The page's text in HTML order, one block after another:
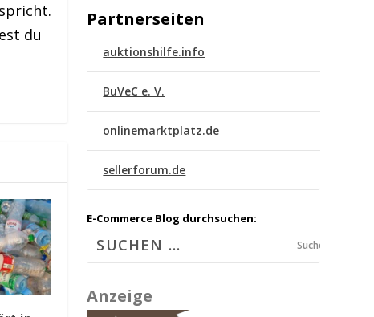
du
Partnerseiten
auktionshilfe.info
BuVeC e. V.
onlinemarktplatz.de
sellerforum.de
E-Commerce Blog durchsuchen:
Suchen
Anzeige